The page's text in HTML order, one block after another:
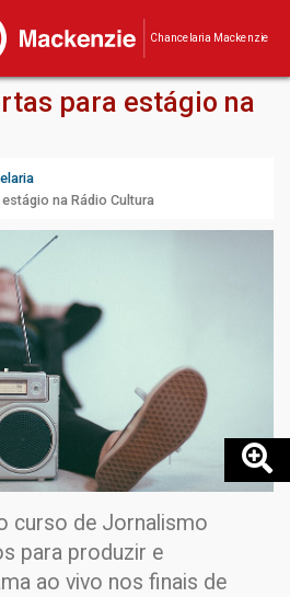
Chancelaria Mackenzie
para estágio na
na Rádio Cultura
curso de Jornalismo
para produzir e
ao vivo nos finais de